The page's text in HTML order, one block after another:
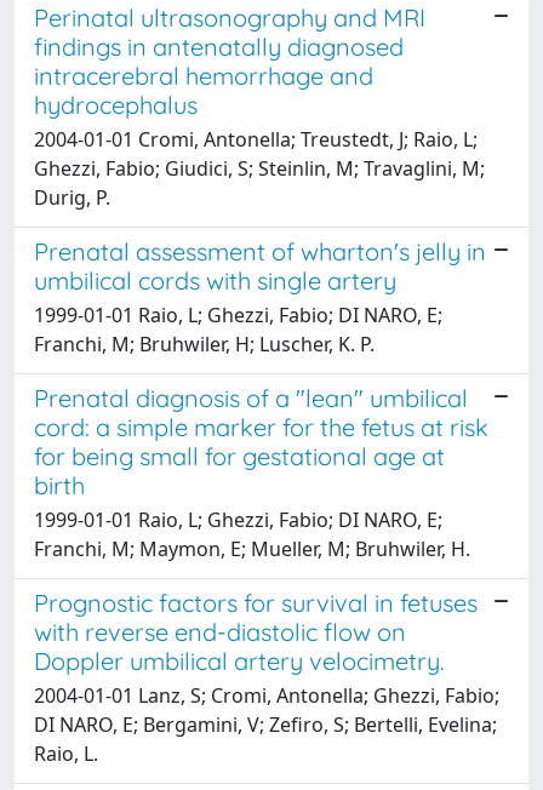
Perinatal ultrasonography and MRI
findings in antenatally diagnosed
intracerebral hemorrhage and
hydrocephalus
2004-01-01 Cromi, Antonella; Treustedt, J; Raio, L;
Ghezzi, Fabio; Giudici, S; Steinlin, M; Travaglini, M;
Durig, P.
Prenatal assessment of wharton's jelly in
umbilical cords with single artery
1999-01-01 Raio, L; Ghezzi, Fabio; DI NARO, E;
Franchi, M; Bruhwiler, H; Luscher, K. P.
Prenatal diagnosis of a "lean" umbilical
cord: a simple marker for the fetus at risk
for being small for gestational age at
birth
1999-01-01 Raio, L; Ghezzi, Fabio; DI NARO, E;
Franchi, M; Maymon, E; Mueller, M; Bruhwiler, H.
Prognostic factors for survival in fetuses
with reverse end-diastolic flow on
Doppler umbilical artery velocimetry.
2004-01-01 Lanz, S; Cromi, Antonella; Ghezzi, Fabio;
DI NARO, E; Bergamini, V; Zefiro, S; Bertelli, Evelina;
Raio, L.